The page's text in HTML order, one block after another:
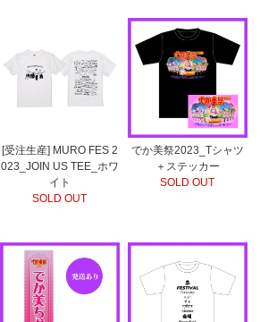
[受注生産] MURO FES 2
023_JOIN US TEE_ホワ
イト
SOLD OUT
でか美祭2023_Tシャツ
＋ステッカー
SOLD OUT